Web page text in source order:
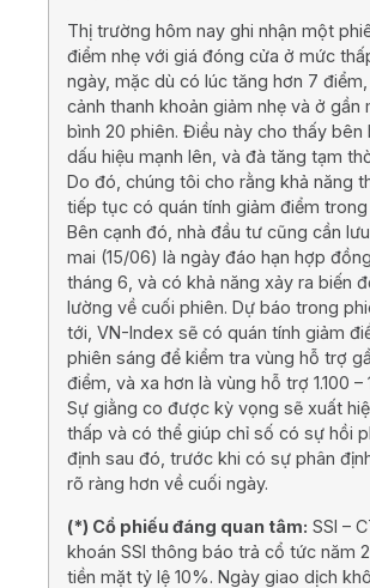
Thị trường hôm nay ghi nhận một
điểm nhẹ với giá đóng cửa ở mức
ngày, mặc dù có lúc tăng hơn 7
cảnh thanh khoản giảm nhẹ và ở gần
bình 20 phiên. Điều này cho thấy bên
dấu hiệu mạnh lên, và đà tăng tạm
Do đó, chúng tôi cho rằng khả năng
tiếp tục có quán tính giảm điểm
Bên cạnh đó, nhà đầu tư cũng cần
mai (15/06) là ngày đáo hạn hợp
tháng 6, và có khả năng xảy ra biến
lường về cuối phiên. Dự báo trong
tới, VN-Index sẽ có quán tính giảm
phiên sáng để kiểm tra vùng hỗ trợ gần
điểm, và xa hơn là vùng hỗ trợ 1.100 –
Sự giằng co được kỳ vọng sẽ xuất
thấp và có thể giúp chỉ số có sự hồi
định sau đó, trước khi có sự phân
rõ ràng hơn về cuối
(*) Cổ phiếu đáng quan tâm: SSI –
khoán SSI thông báo trả cổ tức năm
tiền mặt tỷ lệ 10%. Ngày giao dịch